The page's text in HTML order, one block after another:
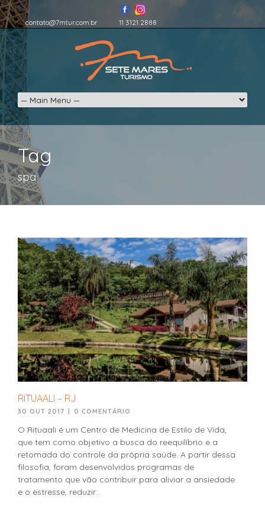
contato@7mtur.com.br 11 3121 2888
Tag
spa
RITUAALI – RJ
30 OUT 2017 | 0 COMENTÁRIO
O Rituaali é um Centro de Medicina de Estilo de Vida,
que tem como objetivo a busca do reequilíbrio e a
retomada do controle da própria saúde. A partir dessa
filosofia, foram desenvolvidos programas de
tratamento que vão contribuir para aliviar a ansiedade
e o estresse, reduzir...